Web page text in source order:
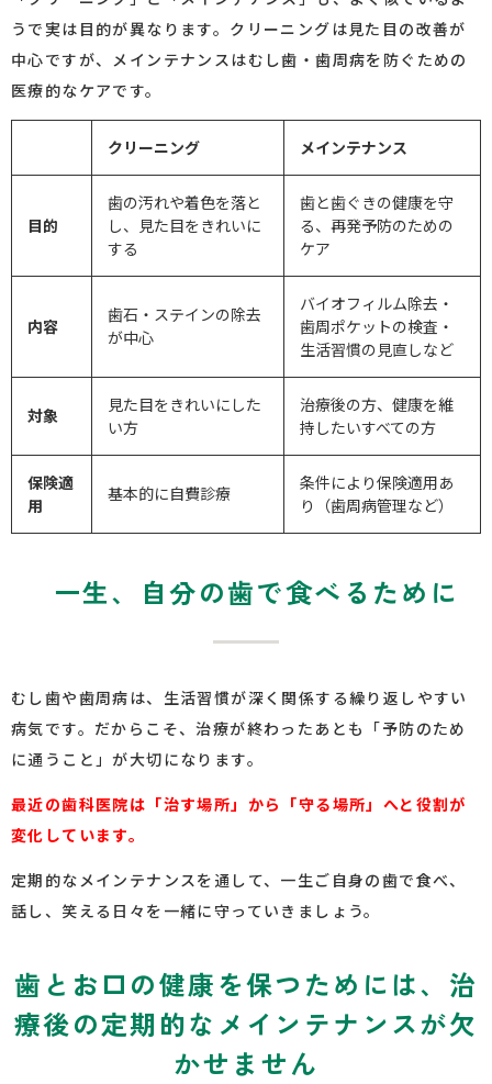
うで実は目的が異なります。クリーニングは見た目の改善が
中心ですが、メインテナンスはむし歯・歯周病を防ぐための
医療的なケアです。
クリーニング メインテナンス
目的
歯の汚れや着色を落と
し、見た目をきれいに
する
歯と歯ぐきの健康を守
る、再発予防のための
ケア
内容
歯石・ステインの除去
が中心
バイオフィルム除去・
歯周ポケットの検査・
生活習慣の見直しなど
対象
見た目をきれいにした
い方
治療後の方、健康を維
持したいすべての方
保険適
用
基本的に自費診療
条件により保険適用あ
り（歯周病管理など）
一生、自分の歯で食べるために
むし歯や歯周病は、生活習慣が深く関係する繰り返しやすい
病気です。だからこそ、治療が終わったあとも「予防のため
に通うこと」が大切になります。
最近の歯科医院は「治す場所」から「守る場所」へと役割が
変化しています。
定期的なメインテナンスを通して、一生ご自身の歯で食べ、
話し、笑える日々を一緒に守っていきましょう。
歯とお口の健康を保つためには、治
療後の定期的なメインテナンスが欠
かせません